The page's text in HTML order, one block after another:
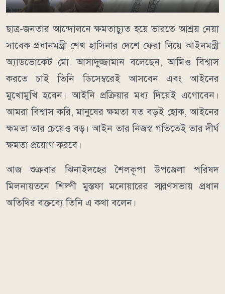
ছাত্র-জনতার আন্দোলনে ক্ষমতাচ্যুত হয়ে ভারতে আশ্রয় নেয়া
সাবেক প্রধানমন্ত্রী শেখ হাসিনার দেশে ফেরা নিয়ে আইনমন্ত্রী
অ্যাডভোকেট মো. আসাদুজ্জামান বলেছেন, আমিও বিশ্বাস
করতে চাই তিনি ডিসেম্বরেই আসবেন এবং আইনের
মুখোমুখি হবেন। আইনি প্রক্রিয়ার মধ্য দিয়েই এগোবেন।
আমরা বিশ্বাস করি, মানুষের ক্ষমতা যত বড়ই হোক, আইনের
ক্ষমতা তার চেয়েও বড়। আইন তার নিজস্ব গতিতেই তার দীর্ঘ
ক্ষমতা প্রয়োগ করবে।
আজ শুক্রবার ঝিনাইদহের শৈলকূপা উপজেলা পরিষদ
মিলনায়তনে শিল্পী মুস্তফা মনোয়ারের স্মরণসভায় প্রধান
অতিথির বক্তব্যে তিনি এ কথা বলেন।